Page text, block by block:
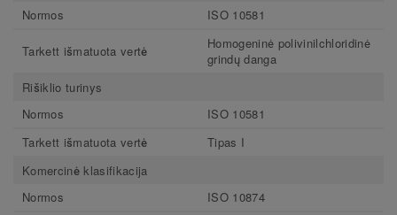
Normos
ISO 10581
Tarkett išmatuota vertė
Homogeninė polivinilchloridinė
grindų danga
Rišiklio turinys
Normos
ISO 10581
Tarkett išmatuota vertė
Tipas I
Komercinė klasifikacija
Normos
ISO 10874